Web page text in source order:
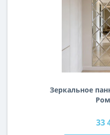
Зеркальное
33